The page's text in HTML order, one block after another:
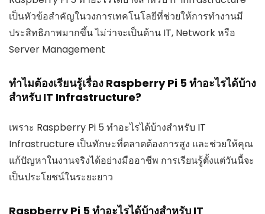
เป็นหัวข้อสำคัญในวงการเทคโนโลยีที่ช่วยให้การทำงานมี
ประสิทธิภาพมากขึ้น ไม่ว่าจะเป็นด้าน IT, Network หรือ
Server Management
ทำไมต้องเรียนรู้เรื่อง Raspberry Pi 5 ทำอะไรได้บ้าง
สำหรับ IT Infrastructure?
เพราะ Raspberry Pi 5 ทำอะไรได้บ้างสำหรับ IT
Infrastructure เป็นทักษะที่ตลาดต้องการสูง และช่วยให้คุณ
แก้ปัญหาในงานจริงได้อย่างมืออาชีพ การเรียนรู้ตั้งแต่วันนี้จะ
เป็นประโยชน์ในระยะยาว
Raspberry Pi 5 ทำอะไรได้บ้างสำหรับ IT